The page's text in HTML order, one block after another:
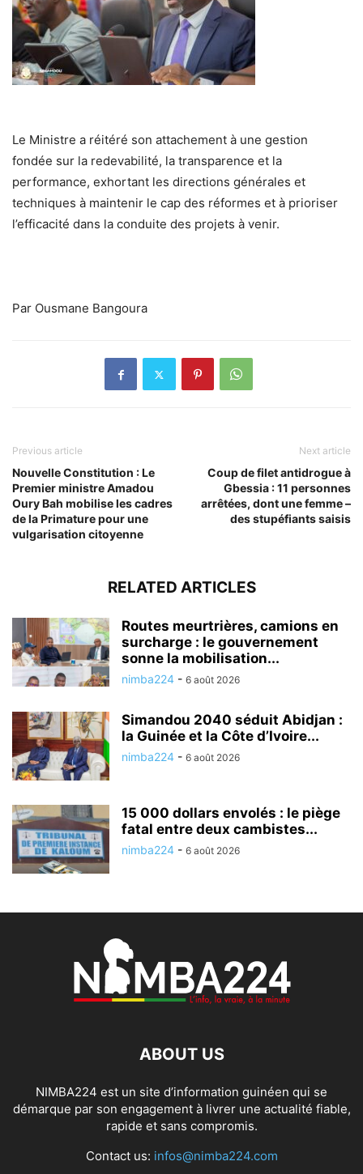
Le Ministre a réitéré son attachement à une gestion
fondée sur la redevabilité, la transparence et la
performance, exhortant les directions générales et
techniques à maintenir le cap des réformes et à prioriser
l’efficacité dans la conduite des projets à venir.
Par Ousmane Bangoura
Previous article
Nouvelle Constitution : Le
Premier ministre Amadou
Oury Bah mobilise les cadres
de la Primature pour une
vulgarisation citoyenne
Next article
Coup de filet antidrogue à
Gbessia : 11 personnes
arrêtées, dont une femme –
des stupéfiants saisis
RELATED ARTICLES
Routes meurtrières, camions en
surcharge : le gouvernement
sonne la mobilisation...
nimba224 - 6 août 2026
Simandou 2040 séduit Abidjan :
la Guinée et la Côte d’Ivoire...
nimba224 - 6 août 2026
15 000 dollars envolés : le piège
fatal entre deux cambistes...
nimba224 - 6 août 2026
ABOUT US
NIMBA224 est un site d’information guinéen qui se
démarque par son engagement à livrer une actualité fiable,
rapide et sans compromis.
Contact us: infos@nimba224.com